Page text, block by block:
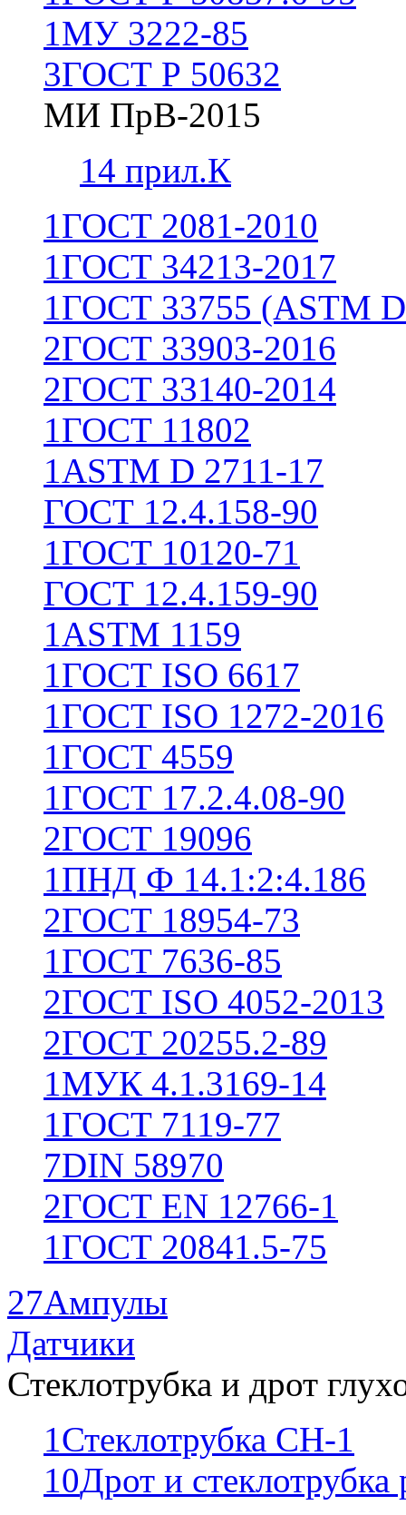
1МУ 3222-85
3ГОСТ Р 50632
МИ ПрВ-2015
14 прил.К
1ГОСТ 2081-2010
1ГОСТ 34213-2017
1ГОСТ 33755 (ASTM
2ГОСТ 33903-2016
2ГОСТ 33140-2014
1ГОСТ 11802
1ASTM D 2711-17
ГОСТ 12.4.158-90
1ГОСТ 10120-71
ГОСТ 12.4.159-90
1ASTM 1159
1ГОСТ ISO 6617
1ГОСТ ISO 1272-2016
1ГОСТ 4559
1ГОСТ 17.2.4.08-90
2ГОСТ 19096
1ПНД Ф 14.1:2:4.186
2ГОСТ 18954-73
1ГОСТ 7636-85
2ГОСТ ISO 4052-2013
2ГОСТ 20255.2-89
1МУК 4.1.3169-14
1ГОСТ 7119-77
7DIN 58970
2ГОСТ EN 12766-1
1ГОСТ 20841.5-75
27Ампулы
Датчики
Стеклотрубка и дрот
1Стеклотрубка СН-1
10Дрот и